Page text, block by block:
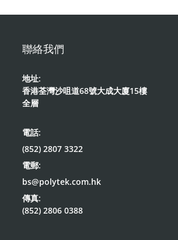
聯絡我們
地址:
香港荃灣沙咀道68號大成大廈15樓
全層
電話:
(852) 2807 3322
電郵:
bs@polytek.com.hk
傳真:
(852) 2806 0388